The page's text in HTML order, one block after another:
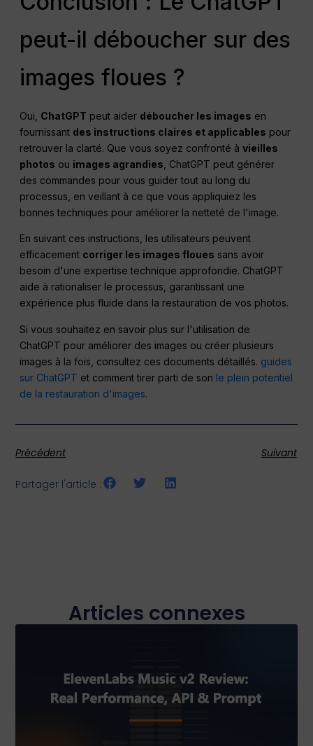
peut-il déboucher sur des
images floues ?
Oui, ChatGPT peut aider déboucher les images en
fournissant des instructions claires et applicables pour
retrouver la clarté. Que vous soyez confronté àvieilles
photos ou images agrandies , ChatGPT peut générer
des commandes pour vous guider tout au long du
processus, en veillant à ce que vous appliquiez les
bonnes techniques pour améliorer la netteté de l'image.
En suivant ces instructions, les utilisateurs peuvent
efficacement corriger les images floues sans avoir
besoin d'une expertise technique approfondie. ChatGPT
aide à rationaliser le processus, garantissant une
expérience plus fluide dans la restauration de vos photos.
Si vous souhaitez en savoir plus sur l'utilisation de
ChatGPT pour améliorer des images ou créer plusieurs
images à la fois, consultez ces documents détaillés. guides
sur ChatGPT et comment tirer parti de son le plein potentiel
de la restauration d'images.
Précédent Suivant
Partager l'article :
Articles connexes